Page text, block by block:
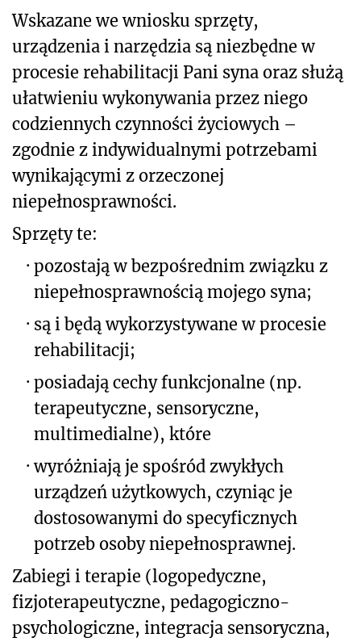
Wskazane we wniosku sprzęty,
urządzenia i narzędzia są niezbędne w
procesie rehabilitacji Pani syna oraz służą
ułatwieniu wykonywania przez niego
codziennych czynności życiowych –
zgodnie z indywidualnymi potrzebami
wynikającymi z orzeczonej
niepełnosprawności.
Sprzęty te:
· pozostają w bezpośrednim związku z
niepełnosprawnością mojego syna;
· są i będą wykorzystywane w procesie
rehabilitacji;
· posiadają cechy funkcjonalne (np.
terapeutyczne, sensoryczne,
multimedialne), które
· wyróżniają je spośród zwykłych
urządzeń użytkowych, czyniąc je
dostosowanymi do specyficznych
potrzeb osoby niepełnosprawnej.
Zabiegi i terapie (logopedyczne,
fizjoterapeutyczne, pedagogiczno-
psychologiczne, integracja sensoryczna,